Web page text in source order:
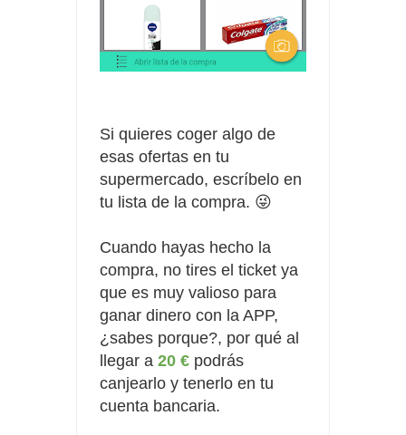
Si quieres coger algo de
esas ofertas en tu
supermercado, escríbelo en
tu lista de la compra. 😜
Cuando hayas hecho la
compra, no tires el ticket ya
que es muy valioso para
ganar dinero con la APP,
¿sabes porque?, por qué al
llegar a 20 € podrás
canjearlo y tenerlo en tu
cuenta bancaria.